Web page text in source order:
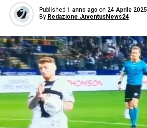
Published 1 anno ago on 24 Aprile 2025
By Redazione JuventusNews24